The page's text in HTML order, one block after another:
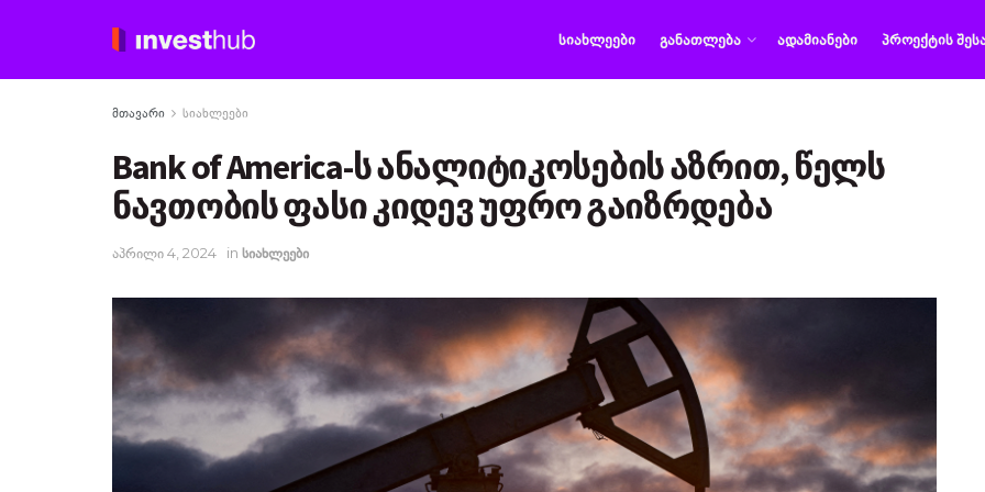
ᲡᲘᲐᲮᲚᲔᲔᲑᲘ ᲒᲐᲜᲐᲗᲚᲔᲑᲐ ᲐᲓᲐᲛᲘᲐᲜᲔᲑᲘ ᲞᲠᲝᲔᲥᲢᲘᲡ
მთავარი სიახლეები
Bank of America-ს ანალიტიკოსების აზრით, წელს
ნავთობის ფასი კიდევ უფრო გაიზრდება
აპრილი 4, 2024 in სიახლეები